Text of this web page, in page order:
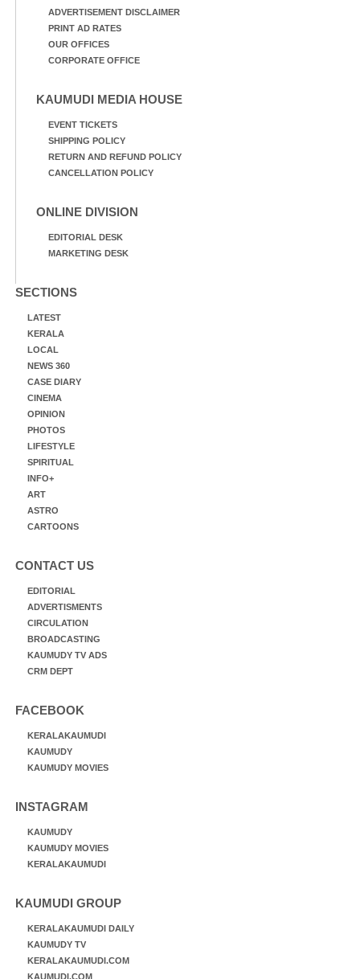
ADVERTISEMENT DISCLAIMER
PRINT AD RATES
OUR OFFICES
CORPORATE OFFICE
KAUMUDI MEDIA HOUSE
EVENT TICKETS
SHIPPING POLICY
RETURN AND REFUND POLICY
CANCELLATION POLICY
ONLINE DIVISION
EDITORIAL DESK
MARKETING DESK
SECTIONS
LATEST
KERALA
LOCAL
NEWS 360
CASE DIARY
CINEMA
OPINION
PHOTOS
LIFESTYLE
SPIRITUAL
INFO+
ART
ASTRO
CARTOONS
CONTACT US
EDITORIAL
ADVERTISMENTS
CIRCULATION
BROADCASTING
KAUMUDY TV ADS
CRM DEPT
FACEBOOK
KERALAKAUMUDI
KAUMUDY
KAUMUDY MOVIES
INSTAGRAM
KAUMUDY
KAUMUDY MOVIES
KERALAKAUMUDI
KAUMUDI GROUP
KERALAKAUMUDI DAILY
KAUMUDY TV
KERALAKAUMUDI.COM
KAUMUDI.COM